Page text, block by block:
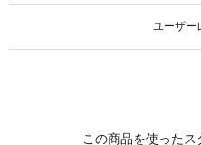
ユーザー